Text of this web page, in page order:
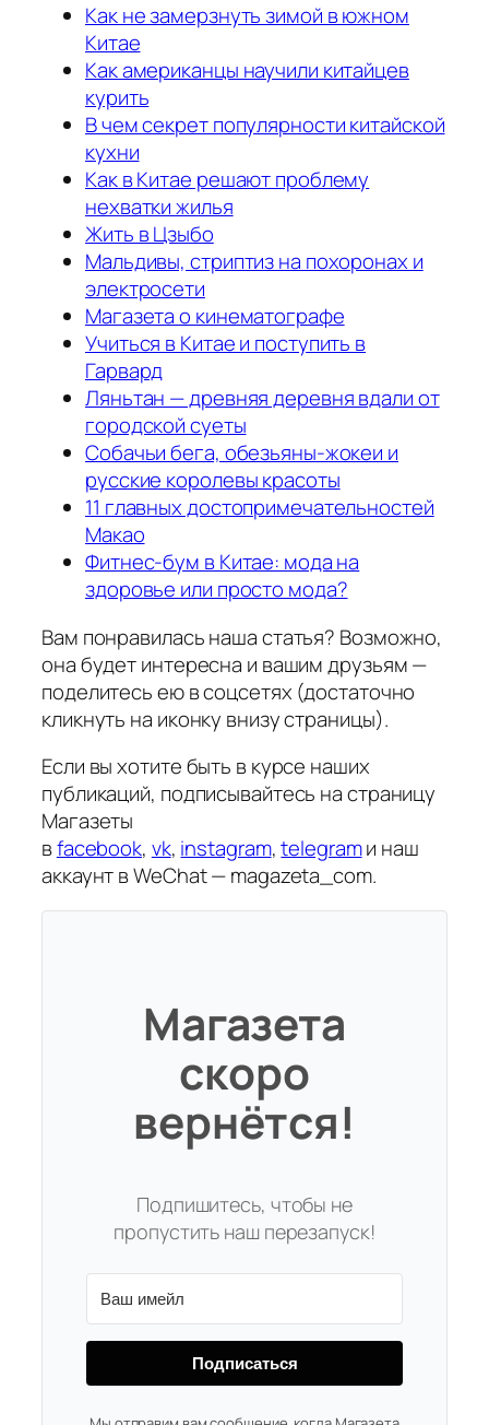
Как не замерзнуть зимой в южном
Китае
Как американцы научили китайцев
курить
В чем секрет популярности китайской
кухни
Как в Китае решают проблему
нехватки жилья
Жить в Цзыбо
Мальдивы, стриптиз на похоронах и
электросети
Магазета о кинематографе
Учиться в Китае и поступить в
Гарвард
Ляньтан — древняя деревня вдали от
городской суеты
Cобачьи бега, обезьяны-жокеи и
русские королевы красоты
11 главных достопримечательностей
Макао
Фитнес-бум в Китае: мода на
здоровье или просто мода?
Вам понравилась наша статья? Возможно,
она будет интересна и вашим друзьям —
поделитесь ею в соцсетях (достаточно
кликнуть на иконку внизу страницы).
Если вы хотите быть в курсе наших
публикаций, подписывайтесь на страницу
Магазеты
вfacebook, vk, instagram,telegramи наш
аккаунт в WeChat — magazeta_com.
Магазета
скоро
вернётся!
Подпишитесь, чтобы не
пропустить наш перезапуск!
Подписаться